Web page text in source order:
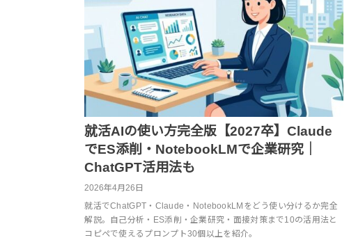
就活AIの使い方完全版【2027卒】Claude
でES添削・NotebookLMで企業研究｜
ChatGPT活用法も
2026年4月26日
就活でChatGPT・Claude・NotebookLMをどう使い分けるか完全
解説。自己分析・ES添削・企業研究・面接対策まで10の活用法と
コピペで使えるプロンプト30個以上を紹介。